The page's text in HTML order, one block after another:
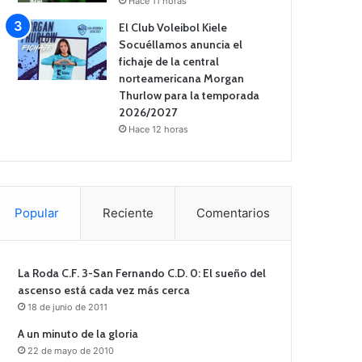
El Club Voleibol Kiele
Socuéllamos anuncia el
fichaje de la central
norteamericana Morgan
Thurlow para la temporada
2026/2027
Hace 12 horas
Popular Reciente Comentarios
La Roda C.F. 3-San Fernando C.D. 0: El sueño del
ascenso está cada vez más cerca
18 de junio de 2011
A un minuto de la gloria
22 de mayo de 2010